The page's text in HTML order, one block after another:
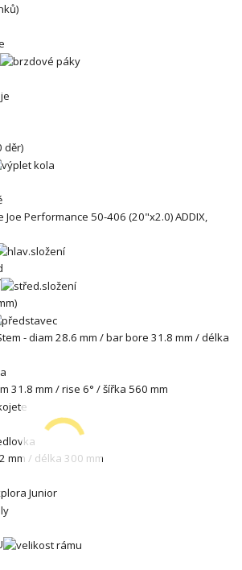
děr)
Joe Performance 50-406 (20"x2.0) ADDIX,
- diam 28.6 mm / bar bore 31.8 mm / délka
31.8 mm / rise 6° / šířka 560 mm
mm / délka 300 mm
Junior